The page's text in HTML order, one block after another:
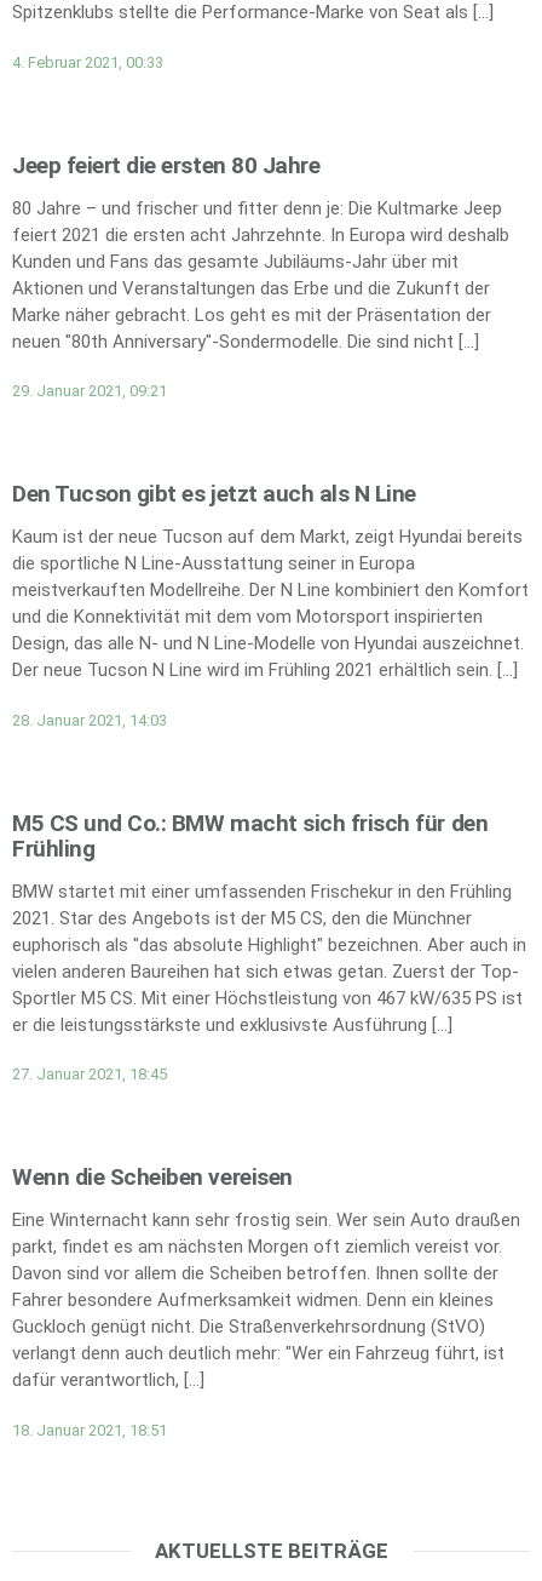
Spitzenklubs stellte die Performance-Marke von Seat als […]
4. Februar 2021, 00:33
Jeep feiert die ersten 80 Jahre
80 Jahre – und frischer und fitter denn je: Die Kultmarke Jeep
feiert 2021 die ersten acht Jahrzehnte. In Europa wird deshalb
Kunden und Fans das gesamte Jubiläums-Jahr über mit
Aktionen und Veranstaltungen das Erbe und die Zukunft der
Marke näher gebracht. Los geht es mit der Präsentation der
neuen "80th Anniversary"-Sondermodelle. Die sind nicht […]
29. Januar 2021, 09:21
Den Tucson gibt es jetzt auch als N Line
Kaum ist der neue Tucson auf dem Markt, zeigt Hyundai bereits
die sportliche N Line-Ausstattung seiner in Europa
meistverkauften Modellreihe. Der N Line kombiniert den Komfort
und die Konnektivität mit dem vom Motorsport inspirierten
Design, das alle N- und N Line-Modelle von Hyundai auszeichnet.
Der neue Tucson N Line wird im Frühling 2021 erhältlich sein. […]
28. Januar 2021, 14:03
M5 CS und Co.: BMW macht sich frisch für den
Frühling
BMW startet mit einer umfassenden Frischekur in den Frühling
2021. Star des Angebots ist der M5 CS, den die Münchner
euphorisch als "das absolute Highlight" bezeichnen. Aber auch in
vielen anderen Baureihen hat sich etwas getan. Zuerst der Top-
Sportler M5 CS. Mit einer Höchstleistung von 467 kW/635 PS ist
er die leistungsstärkste und exklusivste Ausführung […]
27. Januar 2021, 18:45
Wenn die Scheiben vereisen
Eine Winternacht kann sehr frostig sein. Wer sein Auto draußen
parkt, findet es am nächsten Morgen oft ziemlich vereist vor.
Davon sind vor allem die Scheiben betroffen. Ihnen sollte der
Fahrer besondere Aufmerksamkeit widmen. Denn ein kleines
Guckloch genügt nicht. Die Straßenverkehrsordnung (StVO)
verlangt denn auch deutlich mehr: "Wer ein Fahrzeug führt, ist
dafür verantwortlich, […]
18. Januar 2021, 18:51
AKTUELLSTE BEITRÄGE